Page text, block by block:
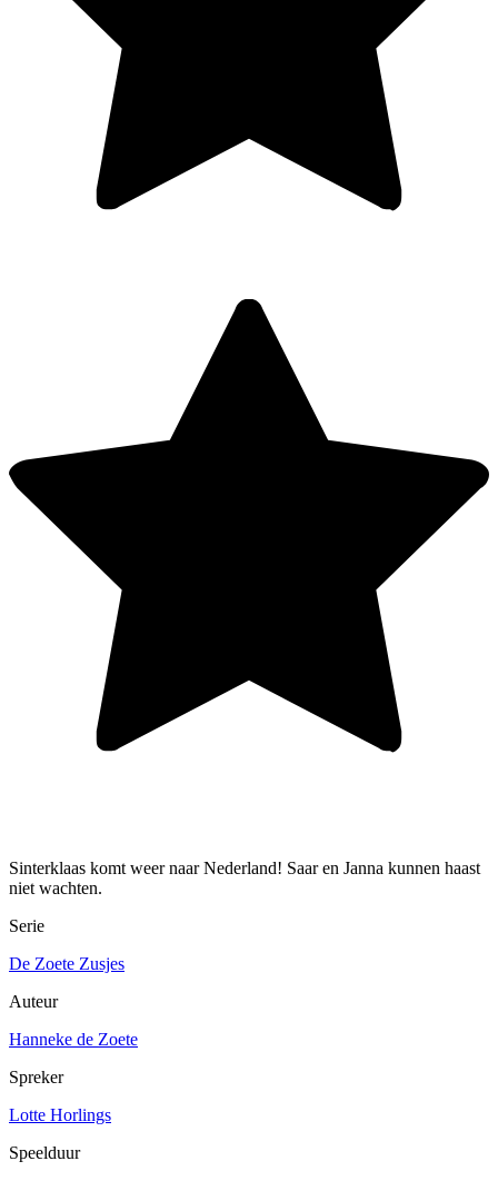
Sinterklaas komt weer naar Nederland! Saar en Janna kunnen haast
niet wachten.
Serie
De Zoete Zusjes
Auteur
Hanneke de Zoete
Spreker
Lotte Horlings
Speelduur